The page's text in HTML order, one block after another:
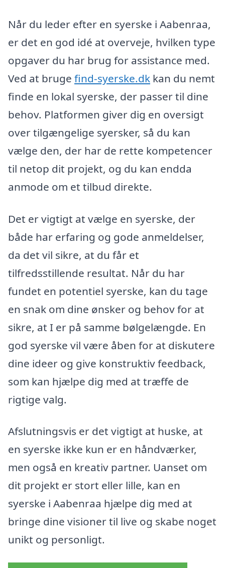
Når du leder efter en syerske i Aabenraa,
er det en god idé at overveje, hvilken type
opgaver du har brug for assistance med.
Ved at bruge find-syerske.dk kan du nemt
finde en lokal syerske, der passer til dine
behov. Platformen giver dig en oversigt
over tilgængelige syersker, så du kan
vælge den, der har de rette kompetencer
til netop dit projekt, og du kan endda
anmode om et tilbud direkte.
Det er vigtigt at vælge en syerske, der
både har erfaring og gode anmeldelser,
da det vil sikre, at du får et
tilfredsstillende resultat. Når du har
fundet en potentiel syerske, kan du tage
en snak om dine ønsker og behov for at
sikre, at I er på samme bølgelængde. En
god syerske vil være åben for at diskutere
dine ideer og give konstruktiv feedback,
som kan hjælpe dig med at træffe de
rigtige valg.
Afslutningsvis er det vigtigt at huske, at
en syerske ikke kun er en håndværker,
men også en kreativ partner. Uanset om
dit projekt er stort eller lille, kan en
syerske i Aabenraa hjælpe dig med at
bringe dine visioner til live og skabe noget
unikt og personligt.